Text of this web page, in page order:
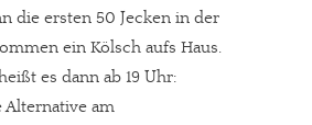
die ersten 50 Jecken in der
ein Kölsch aufs Haus.
es dann ab 19 Uhr:
Alternative am